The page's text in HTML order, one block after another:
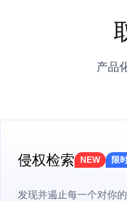
产品
侵权检索 NEW 限
发现并遏止每一个对你的